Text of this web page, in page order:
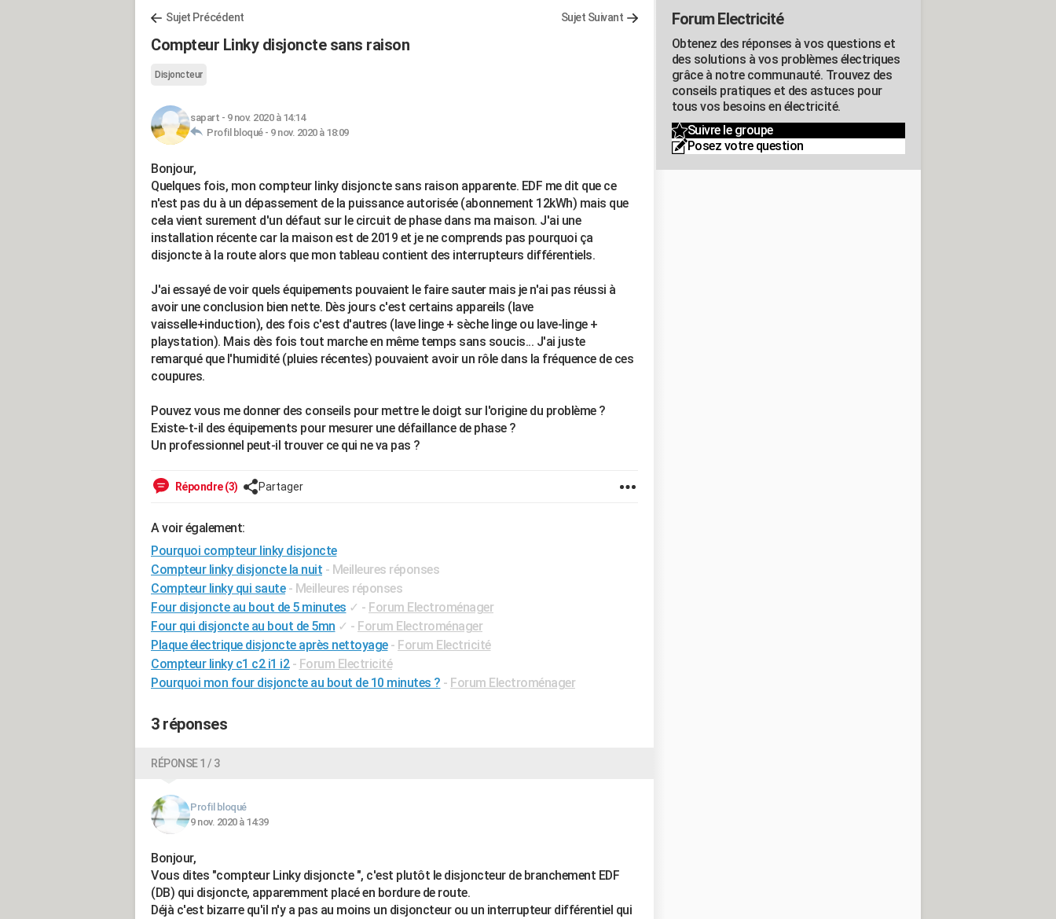
Sujet Précédent Sujet Suivant
Compteur Linky disjoncte sans raison
Disjoncteur
sapart - 9 nov. 2020 à 14:14
Profil bloqué - 9 nov. 2020 à 18:09
Bonjour,
Quelques fois, mon compteur linky disjoncte sans raison apparente. EDF me dit que ce
n'est pas du à un dépassement de la puissance autorisée (abonnement 12kWh) mais que
cela vient surement d'un défaut sur le circuit de phase dans ma maison. J'ai une
installation récente car la maison est de 2019 et je ne comprends pas pourquoi ça
disjoncte à la route alors que mon tableau contient des interrupteurs différentiels.
J'ai essayé de voir quels équipements pouvaient le faire sauter mais je n'ai pas réussi à
avoir une conclusion bien nette. Dès jours c'est certains appareils (lave
vaisselle+induction), des fois c'est d'autres (lave linge + sèche linge ou lave-linge +
playstation). Mais dès fois tout marche en même temps sans soucis... J'ai juste
remarqué que l'humidité (pluies récentes) pouvaient avoir un rôle dans la fréquence de ces
coupures.
Pouvez vous me donner des conseils pour mettre le doigt sur l'origine du problème ?
Existe-t-il des équipements pour mesurer une défaillance de phase ?
Un professionnel peut-il trouver ce qui ne va pas ?
Répondre (3) Partager
A voir également:
Pourquoi compteur linky disjoncte
Compteur linky disjoncte la nuit - Meilleures réponses
Compteur linky qui saute - Meilleures réponses
Four disjoncte au bout de 5 minutes ✓ - Forum Electroménager
Four qui disjoncte au bout de 5mn ✓ - Forum Electroménager
Plaque électrique disjoncte après nettoyage - Forum Electricité
Compteur linky c1 c2 i1 i2 - Forum Electricité
Pourquoi mon four disjoncte au bout de 10 minutes ? - Forum Electroménager
3 réponses
RÉPONSE 1 / 3
Profil bloqué
9 nov. 2020 à 14:39
Bonjour,
Vous dites "compteur Linky disjoncte ", c'est plutôt le disjoncteur de branchement EDF
(DB) qui disjoncte, apparemment placé en bordure de route.
Déjà c'est bizarre qu'il n'y a pas au moins un disjoncteur ou un interrupteur différentiel qui
Forum Electricité
Obtenez des réponses à vos questions et
des solutions à vos problèmes électriques
grâce à notre communauté. Trouvez des
conseils pratiques et des astuces pour
tous vos besoins en électricité.
Suivre le groupe
Posez votre question